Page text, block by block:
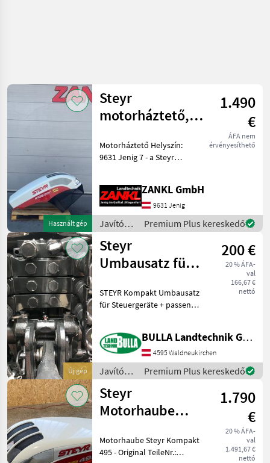
Használt gép
Steyr
motorháztető,
változat
1.490
€
ÁFA nem
érvényesíthető
Motorháztető Helyszín:
9631 Jenig 7 - a Steyr
fotókon látható
sérülésekkel - azonnal
elérhető! - MAGÁNELADÁS!
A Zankl P
ZANKL GmbH
9631 Jenig
Javítókészletek
és
alkatrészek
/ Steyr
Premium Plus kereskedő
Új gép
Steyr
Umbausatz für
200 €
20 % ÁFA-
val
166,67 €
nettó
STEYR Kompakt Umbausatz
für Steuergeräte + passend
NH T4/T5 + Mehr Platz für
Oberlenker +
Komfortableres
Hydrauliksch
BULLA Landtechnik GmbH Ersatzteile
4595 Waldneukirchen
Javítókészletek
és
alkatrészek
/ Steyr
Premium Plus kereskedő
Steyr
Motorhaube
(47056002)
1.790
€
20 % ÁFA-
val
1.491,67 €
nettó
Motorhaube Steyr Kompakt
495 - Original TeileNr.: